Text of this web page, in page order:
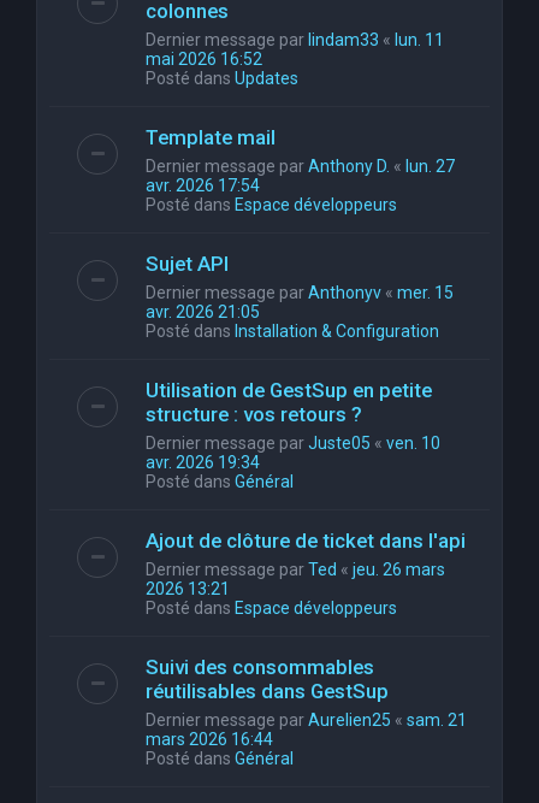
colonnes
Dernier message par lindam33 « lun. 11
mai 2026 16:52
Posté dans Updates
Template mail
Dernier message parAnthony D. « lun. 27
avr. 2026 17:54
Posté dans Espace développeurs
Sujet API
Dernier message parAnthonyv « mer. 15
avr. 2026 21:05
Posté dans Installation & Configuration
Utilisation de GestSup en petite
structure : vos retours ?
Dernier message parJuste05 « ven. 10
avr. 2026 19:34
Posté dans Général
Ajout de clôture de ticket dans l'api
Dernier message parTed « jeu. 26 mars
2026 13:21
Posté dans Espace développeurs
Suivi des consommables
réutilisables dans GestSup
Dernier message parAurelien25 « sam. 21
mars 2026 16:44
Posté dans Général